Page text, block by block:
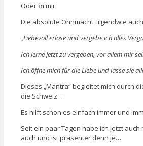
Oder in mir.
Die absolute Ohnmacht. Irgendwie
„Liebevoll erlöse und vergebe ich alles
Ich lerne jetzt zu vergeben, vor allem mir
Ich öffne mich für die Liebe und lasse sie
Dieses „Mantra“ begleitet mich durch
die Schweiz…
Es hilft schon es einfach immer und
Seit ein paar Tagen habe ich jetzt
auch und ist präsenter denn je…